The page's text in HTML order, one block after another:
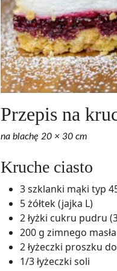
Przepis na
na blachę 20 × 30 cm
Kruche ciasto
3 szklanki mąki typ
5 żółtek (jajka L)
2 łyżki cukru pudru
200 g zimnego masła
2 łyżeczki proszku
1/3 łyżeczki soli